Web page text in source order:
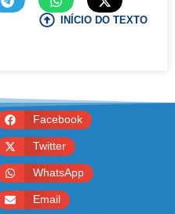
INÍCIO DO TEXTO
Facebook
Twitter
WhatsApp
Email